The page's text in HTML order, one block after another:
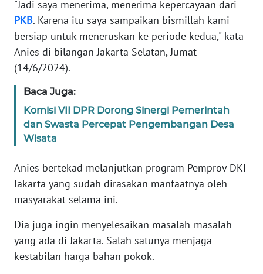
"Jadi saya menerima, menerima kepercayaan dari
PKB. Karena itu saya sampaikan bismillah kami
bersiap untuk meneruskan ke periode kedua," kata
Anies di bilangan Jakarta Selatan, Jumat
(14/6/2024).
Baca Juga:
Komisi VII DPR Dorong Sinergi Pemerintah
dan Swasta Percepat Pengembangan Desa
Wisata
Anies bertekad melanjutkan program Pemprov DKI
Jakarta yang sudah dirasakan manfaatnya oleh
masyarakat selama ini.
Dia juga ingin menyelesaikan masalah-masalah
yang ada di Jakarta. Salah satunya menjaga
kestabilan harga bahan pokok.
KONTAK
KAMI
INFO
TENTANG
KAMI
PEDOMAN
REDAKSI
KARIR
DISCLAIMER